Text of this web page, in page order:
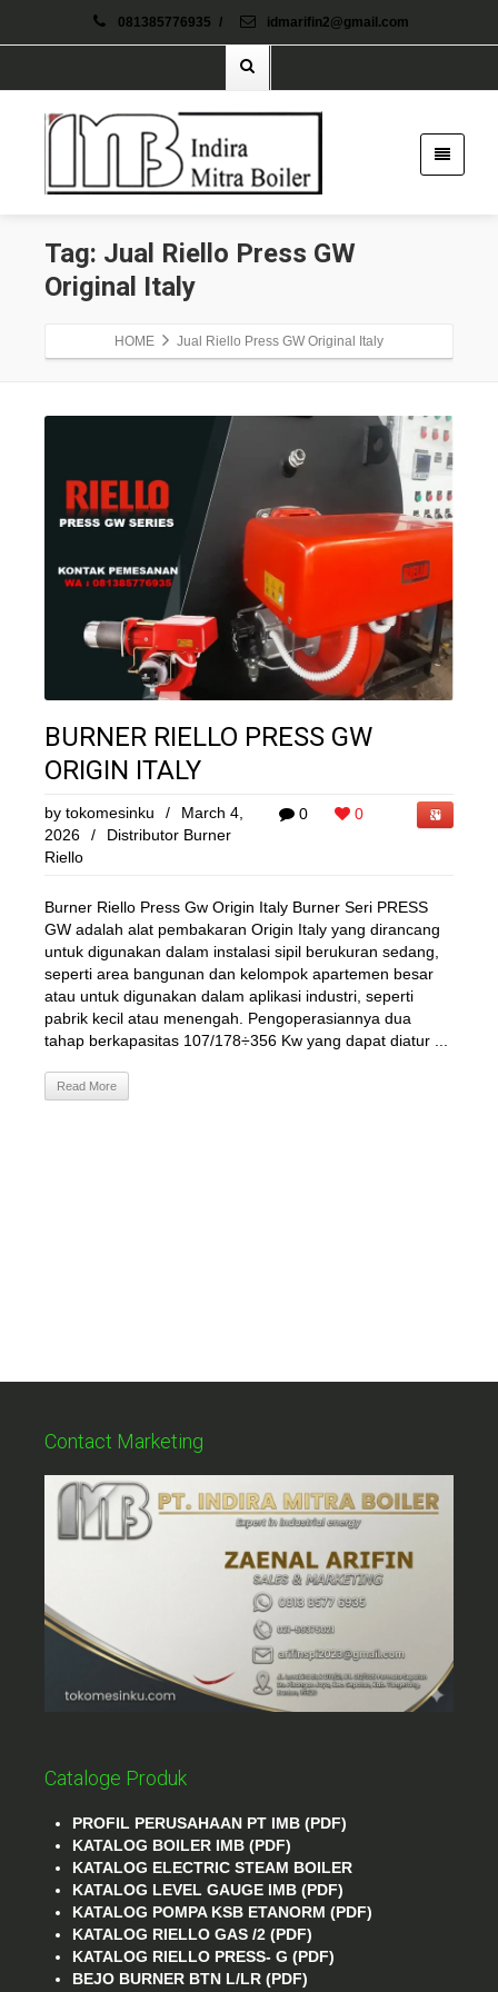
081385776935 / idmarifin2@gmail.com
Tag: Jual Riello Press GW
Original Italy
HOME Jual Riello Press GW Original Italy
BURNER RIELLO PRESS GW
ORIGIN ITALY
0 0
by tokomesinku /
March 4,
2026
/
Distributor Burner
Riello
Burner Riello Press Gw Origin Italy Burner Seri PRESS
GW adalah alat pembakaran Origin Italy yang dirancang
untuk digunakan dalam instalasi sipil berukuran sedang,
seperti area bangunan dan kelompok apartemen besar
atau untuk digunakan dalam aplikasi industri, seperti
pabrik kecil atau menengah. Pengoperasiannya dua
tahap berkapasitas 107/178÷356 Kw yang dapat diatur ...
Read More
Contact Marketing
Cataloge Produk
PROFIL PERUSAHAAN PT IMB (PDF)
KATALOG BOILER IMB (PDF)
KATALOG ELECTRIC STEAM BOILER
KATALOG LEVEL GAUGE IMB (PDF)
KATALOG POMPA KSB ETANORM (PDF)
KATALOG RIELLO GAS /2 (PDF)
KATALOG RIELLO PRESS- G (PDF)
BEJO BURNER BTN L/LR (PDF)